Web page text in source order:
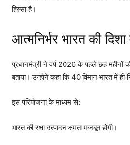
हिस्सा है।
आत्मनिर्भर भारत की
प्रधानमंत्री ने वर्ष 2026 के पहले छह महीनों
बताया। उन्होंने कहा कि 40 विमान भारत में
इस परियोजना के माध्यम से:
भारत की रक्षा उत्पादन क्षमता मजबूत होगी।